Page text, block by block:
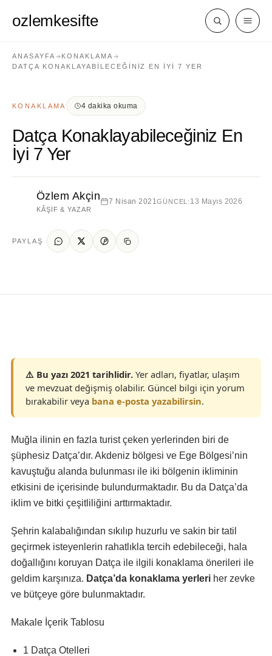
ozlemkesifte
ANASAYFA
KONAKLAMA
DATÇA KONAKLAYABILECEĞINIZ EN İYI 7 YER
KONAKLAMA 4 dakika okuma
Datça Konaklayabileceğiniz En
İyi 7 Yer
Özlem Akçin
KÂŞIF & YAZAR
7 Nisan 2021GÜNCEL: 13 Mayıs 2026
PAYLAŞ
⚠️ Bu yazı 2021 tarihlidir. Yer adları, fiyatlar, ulaşım
ve mevzuat değişmiş olabilir. Güncel bilgi için yorum
bırakabilir veya bana e-posta yazabilirsin.
Muğla ilinin en fazla turist çeken yerlerinden biri de
şüphesiz Datça’dır. Akdeniz bölgesi ve Ege Bölgesi’nin
kavuştuğu alanda bulunması ile iki bölgenin ikliminin
etkisini de içerisinde bulundurmaktadır. Bu da Datça’da
iklim ve bitki çeşitliliğini arttırmaktadır.
Şehrin kalabalığından sıkılıp huzurlu ve sakin bir tatil
geçirmek isteyenlerin rahatlıkla tercih edebileceği, hala
doğallığını koruyan Datça ile ilgili konaklama önerileri ile
geldim karşınıza. Datça’da konaklama yerleri her zevke
ve bütçeye göre bulunmaktadır.
Makale İçerik Tablosu
1 Datça Otelleri